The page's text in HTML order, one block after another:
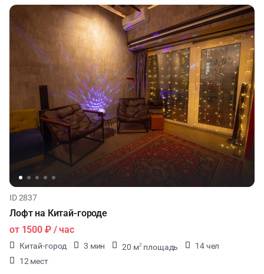
ID 2837
Лофт на Китай-городе
от 1500 ₽/ час
Китай-город 3 мин 20 м2 площадь
14 чел
12 мест